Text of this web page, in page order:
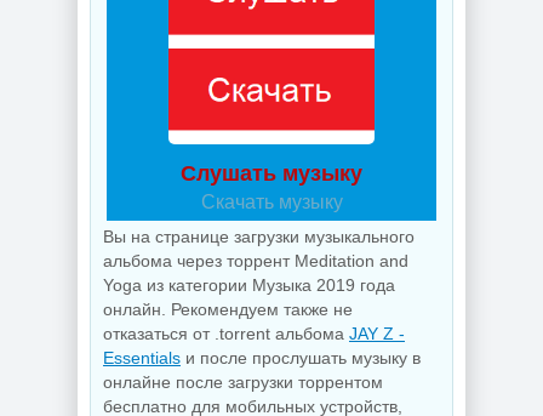
Слушать музыку
Скачать музыку
Вы на странице загрузки музыкального
альбома через торрент Meditation and
Yoga из категории Музыка 2019 года
онлайн. Рекомендуем также не
отказаться от .torrent альбома JAY Z -
Essentials и после прослушать музыку в
онлайне после загрузки торрентом
бесплатно для мобильных устройств,